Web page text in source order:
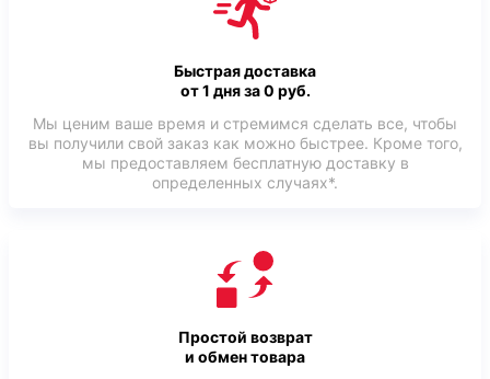
Быстрая доставка
от 1 дня за 0 руб.
Мы ценим ваше время и стремимся сделать все, чтобы
вы получили свой заказ как можно быстрее. Кроме того,
мы предоставляем бесплатную доставку в
определенных случаях*.
Простой возврат
и обмен товара